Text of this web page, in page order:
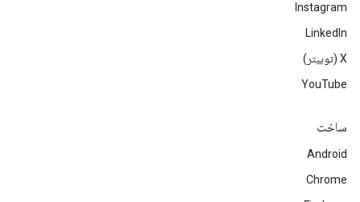
Instagram
LinkedIn
‫X (توییتر)
YouTube
ساخت
Android
Chrome